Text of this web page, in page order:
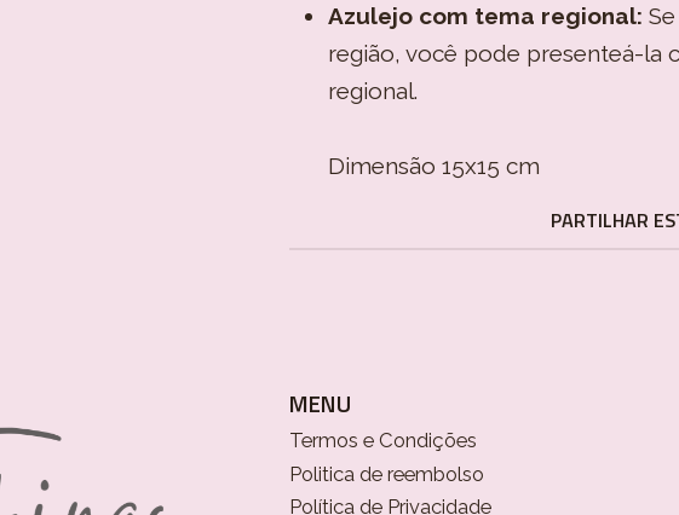
Azulejo com tema regional:
região, você pode presenteá-la
regional.
Dimensão 15x15 cm
PARTILHAR
MENU
Termos e Condições
Politica de reembolso
Política de Privacidade